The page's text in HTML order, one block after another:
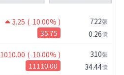
3.25 ( 10.00% )
35.75
722張
0.26億
1010.00 ( 10.00% )
11110.00
310張
34.44億